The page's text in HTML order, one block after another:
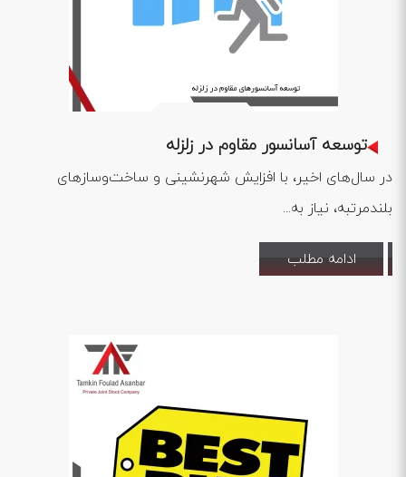
توسعه آسانسور مقاوم در زلزله
در سال‌های اخیر، با افزایش شهرنشینی و ساخت‌وسازهای
بلندمرتبه، نیاز به...
ادامه مطلب